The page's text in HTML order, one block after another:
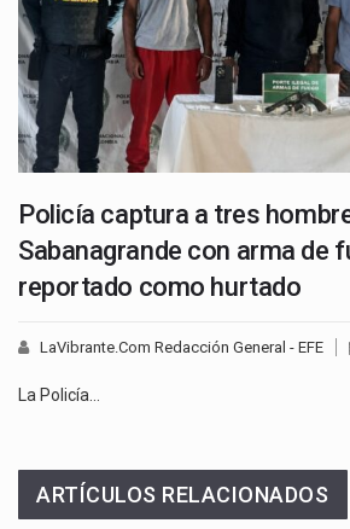
Policía captura a tres
Sabanagrande con arma de
reportado como hurtado
LaVibrante.Com Redacción General - EFE
La Policía…
ARTÍCULOS RELACIONADOS